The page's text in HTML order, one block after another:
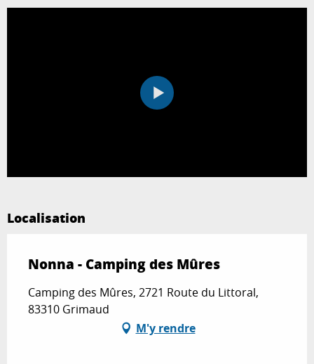
Localisation
Nonna - Camping des Mûres
Camping des Mûres, 2721 Route du Littoral,
83310 Grimaud
M'y rendre